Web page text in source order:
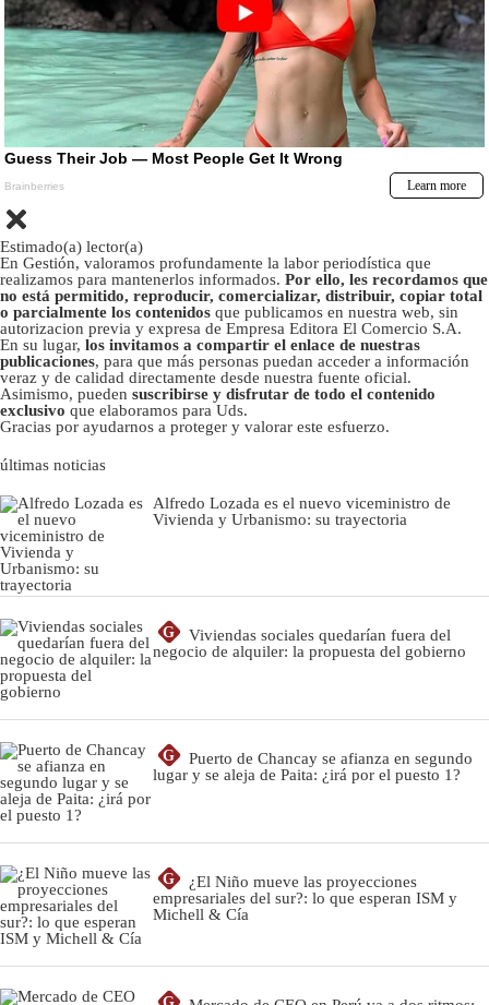
Estimado(a) lector(a)
En Gestión, valoramos profundamente la labor periodística que
realizamos para mantenerlos informados. Por ello, les recordamos que
no está permitido, reproducir, comercializar, distribuir, copiar total
o parcialmente los contenidos que publicamos en nuestra web, sin
autorizacion previa y expresa de Empresa Editora El Comercio S.A.
En su lugar, los invitamos a compartir el enlace de nuestras
publicaciones, para que más personas puedan acceder a información
veraz y de calidad directamente desde nuestra fuente oficial.
Asimismo, pueden suscribirse y disfrutar de todo el contenido
exclusivo que elaboramos para Uds.
Gracias por ayudarnos a proteger y valorar este esfuerzo.
últimas noticias
Alfredo Lozada es el nuevo viceministro de
Vivienda y Urbanismo: su trayectoria
G
Viviendas sociales quedarían fuera del
negocio de alquiler: la propuesta del gobierno
G
Puerto de Chancay se afianza en segundo
lugar y se aleja de Paita: ¿irá por el puesto 1?
G
¿El Niño mueve las proyecciones
empresariales del sur?: lo que esperan ISM y
Michell & Cía